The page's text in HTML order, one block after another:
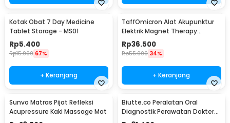
Kotak Obat 7 Day Medicine
Tablet Storage - MS01
Rp5.400
Rp15.900 67%
+ Keranjang
TaffOmicron Alat Akupunktur
Elektrik Magnet Therapy
Battery - DF-618
Rp36.500
Rp55.000 34%
+ Keranjang
Sunvo Matras Pijat Refleksi
Acupressure Kaki Massage Mat
Biutte.co Peralatan Oral
Diagnostik Perawatan Dokter
Gigi Dental 5in1 - 7CKQ01